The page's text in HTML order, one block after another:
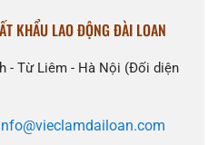
KHẨU LAO ĐỘNG ĐÀI LOAN
- Từ Liêm - Hà Nội (Đối diện